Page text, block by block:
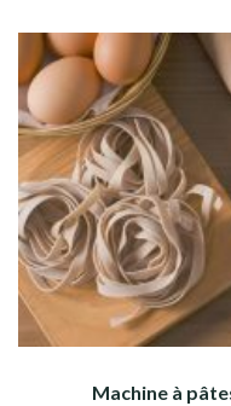
Machine à